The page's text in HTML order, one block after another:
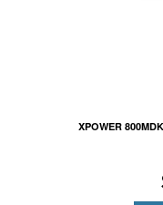
XPOWER